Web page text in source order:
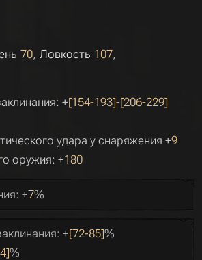
70 Ловкость 107
+[154-193]-[206-229]
удара у снаряжения +9
оружия: +180
+7%
+[72-85]%
%